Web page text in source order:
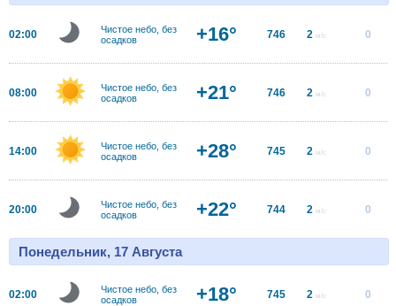
02:00
Чистое небо, без
осадков
+16° 746 2 м/с 0
08:00
Чистое небо, без
осадков
+21° 746 2 м/с 0
14:00
Чистое небо, без
осадков
+28° 745 2 м/с 0
20:00
Чистое небо, без
осадков
+22° 744 2 м/с 0
Понедельник, 17 Августа
02:00
Чистое небо, без
осадков
+18° 745 2 м/с 0